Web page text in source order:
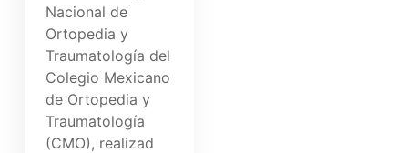
Nacional de
Ortopedia y
Traumatología del
Colegio Mexicano
de Ortopedia y
Traumatología
(CMO), realizad